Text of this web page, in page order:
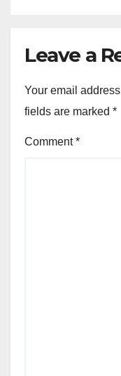
Leave a
Your email
fields are marked *
Comment*